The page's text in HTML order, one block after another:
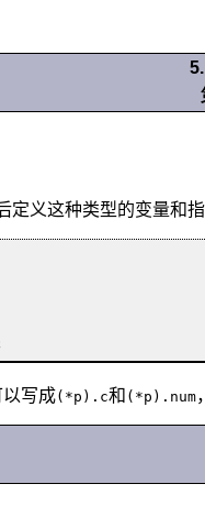
定义这种类型的变量和
写成(*p).c和 (*p).num